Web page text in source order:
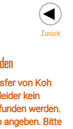
Zurück
von Koh
kein
werden.
angeben. Bitte